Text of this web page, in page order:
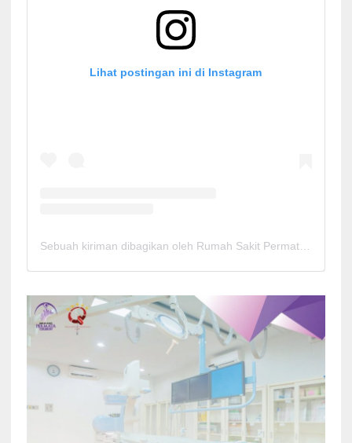
Lihat postingan ini di Instagram
Sebuah kiriman dibagikan oleh Rumah Sakit Permata Cirebon (@rspermatacirebon)